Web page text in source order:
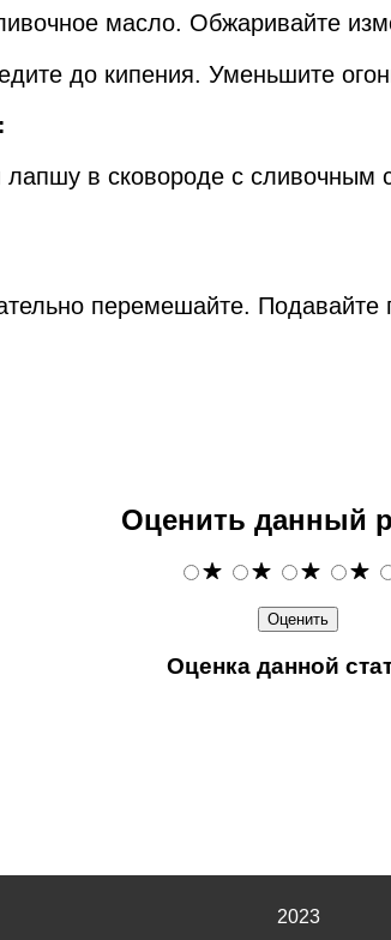
масло. Обжаривайте
до кипения. Уменьшите
в сковороде с сливочным
перемешайте.
Оценить данный
Оценка данной
2023